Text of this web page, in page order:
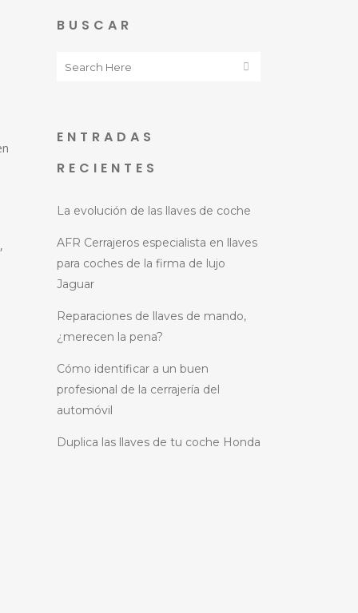
BUSCAR
ENTRADAS
RECIENTES
La evolución de las llaves de coche
AFR Cerrajeros especialista en llaves
para coches de la firma de lujo
Jaguar
Reparaciones de llaves de mando,
¿merecen la pena?
Cómo identificar a un buen
profesional de la cerrajería del
automóvil
Duplica las llaves de tu coche Honda